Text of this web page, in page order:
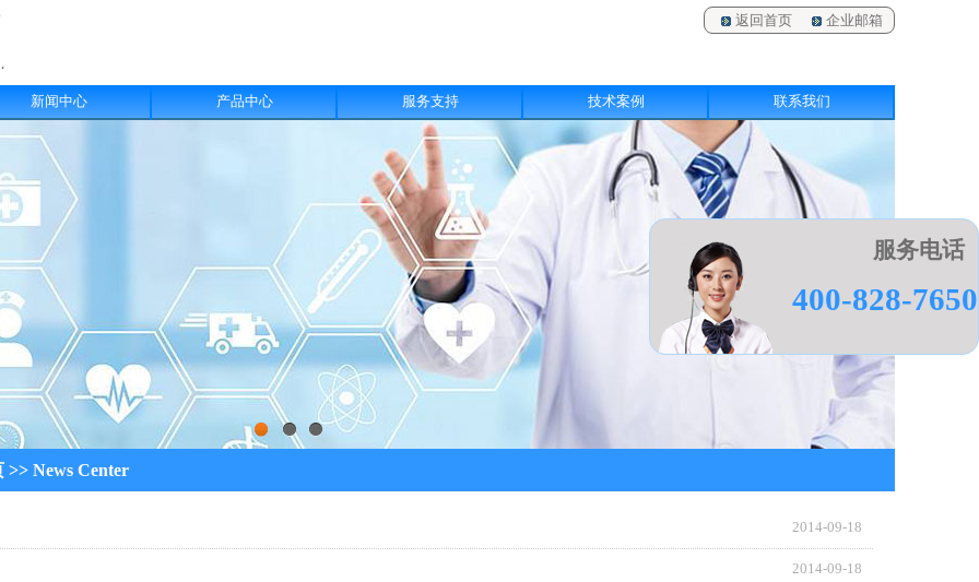
返回首页 企业邮箱
新闻中心 产品中心 服务支持 技术案例 联系我们
>> News Center
2014-09-18
2014-09-18
服务电话
400-828-7650